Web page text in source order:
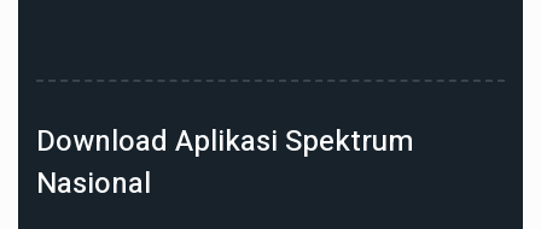
Download Aplikasi Spektrum
Nasional